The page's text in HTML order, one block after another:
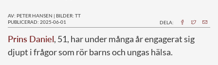
AV: PETER HANSEN | BILDER: TT
PUBLICERAD: 2025-06-01
DELA:
Prins Daniel, 51, har under många år engagerat sig
djupt i frågor som rör barns och ungas hälsa.